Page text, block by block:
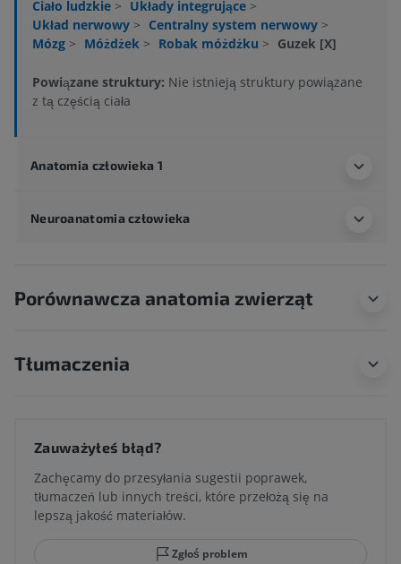
Ciało ludzkie > Układy integrujące >
Układ nerwowy > Centralny system nerwowy >
Mózg > Móżdżek > Robak móżdżku > Guzek [X]
Powiązane struktury: Nie istnieją struktury powiązane
z tą częścią ciała
Anatomia człowieka 1
Neuroanatomia człowieka
Porównawcza anatomia zwierząt
Tłumaczenia
Zauważyłeś błąd?
Zachęcamy do przesyłania sugestii poprawek,
tłumaczeń lub innych treści, które przełożą się na
lepszą jakość materiałów.
Zgłoś problem